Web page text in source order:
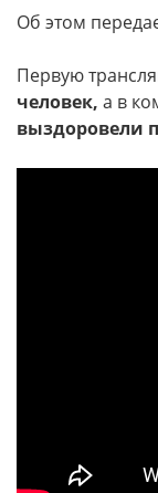
Об этом
Первую
человек, а в
выздоровели